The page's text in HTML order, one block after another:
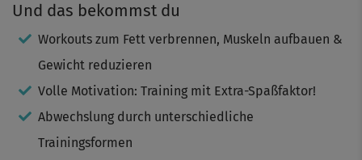
Und das bekommst du
Workouts zum Fett verbrennen, Muskeln aufbauen &
Gewicht reduzieren
Volle Motivation: Training mit Extra-Spaßfaktor!
Abwechslung durch unterschiedliche
Trainingsformen